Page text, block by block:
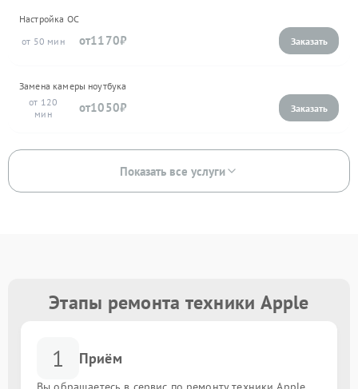
Настройка ОС
50
1170
Замена камеры ноутбука
120
1050
Показать все услуги
Этапы ремонта техники Apple
1 Приём